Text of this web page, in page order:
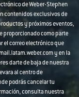
de Weber-Stephen
contenidos exclusivos de
y próximos eventos,
proporcionado como parte
el correo electrónico que
y en la
darte de baja de nuestra
al centro de
podrás cancelar tu
consulta nuestra